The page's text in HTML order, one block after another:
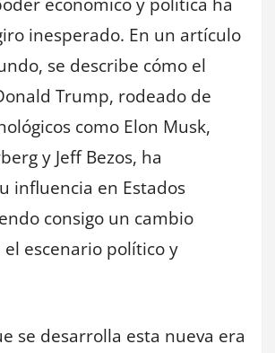
económico y política ha
inesperado. En un artículo
se describe cómo el
Trump, rodeado de
como Elon Musk,
y Jeff Bezos, ha
influencia en Estados
consigo un cambio
escenario político y
se desarrolla esta nueva era